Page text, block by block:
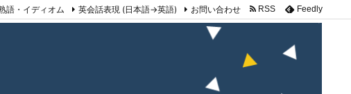
語・イディオム 英会話表現 (日本語→英語) お問い合わせ RSS Feedly